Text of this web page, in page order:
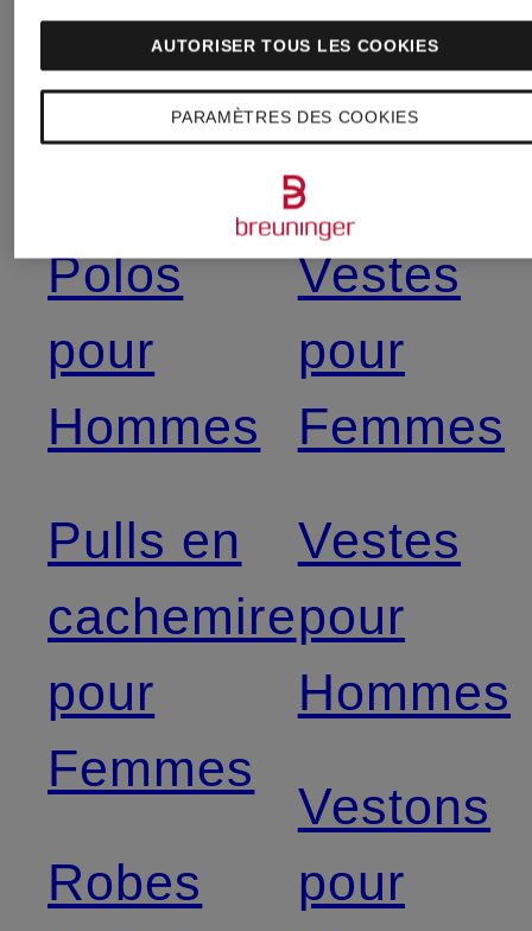
pour
Femmes
Polos
pour
Hommes
Pulls en
cachemire
pour
Femmes
Robes
pour
Femmes
Vestes
pour
Femmes
Vestes
pour
Hommes
Vestons
pour
PARAMÈTRES DES COOKIES
AUTORISER TOUS LES COOKIES